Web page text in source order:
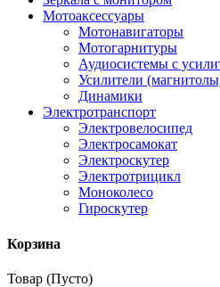
Мотоаксессуары
Мотонавигаторы
Мотогарнитуры
Аудиосистемы с
Усилители
Динамики
Электротранспорт
Электровелосипед
Электросамокат
Электроскутер
Электротрицикл
Моноколесо
Гироскутер
Корзина
Товар (Пусто)